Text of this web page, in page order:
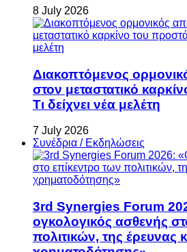
8 July 2026
Διακοπτόμενος
στον μεταστατικό
Τι δείχνει νέα μελέτη
7 July 2026
Συνέδρια / Εκδηλώσεις
3rd Synergies Forum
ογκολογικός ασθενής
πολιτικών, της έρευνας